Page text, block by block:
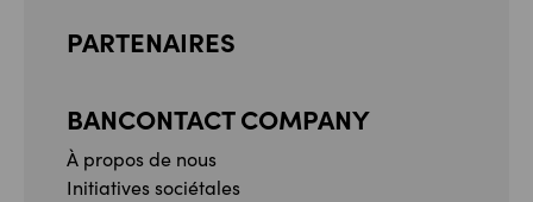
PARTENAIRES
BANCONTACT COMPANY
À propos de nous
Initiatives sociétales